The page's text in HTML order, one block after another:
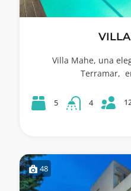
Villa Mahe, una
Terramar,
5 4
48